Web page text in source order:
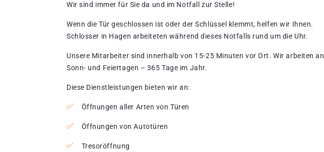
Wir sind immer für Sie da und im Notfall zur Stelle!
Wenn die Tür geschlossen ist oder der Schlüssel klemmt, helfen wir Ihnen.
Schlosser in Hagen arbeiteten während dieses Notfalls rund um die Uhr.
Unsere Mitarbeiter sind innerhalb von 15-25 Minuten vor Ort. Wir arbeiten an
Sonn- und Feiertagen – 365 Tage im Jahr.
Diese Dienstleistungen bieten wir an:
Öffnungen aller Arten von Türen
Öffnungen von Autotüren
Tresoröffnung